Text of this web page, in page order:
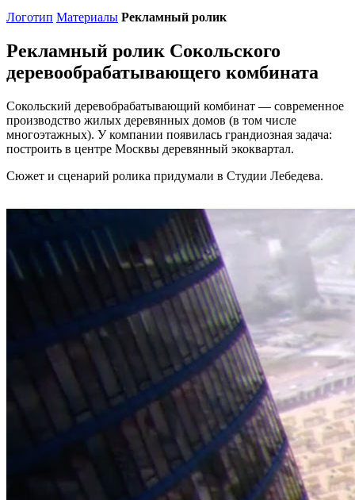
Логотип Материалы Рекламный ролик
Рекламный ролик Сокольского
деревообрабатывающего комбината
Сокольский деревобрабатывающий комбинат — современное
производство жилых деревянных домов (в том числе
многоэтажных). У компании появилась грандиозная задача:
построить в центре Москвы деревянный экоквартал.
Сюжет и сценарий ролика придумали в Студии Лебедева.